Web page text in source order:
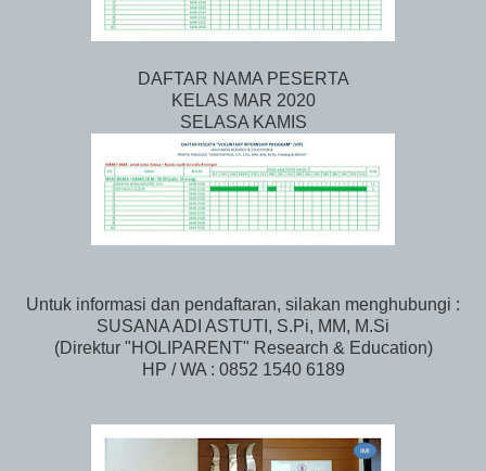
DAFTAR NAMA PESERTA
KELAS MAR 2020
SELASA KAMIS
Untuk informasi dan pendaftaran, silakan menghubungi :
SUSANA ADI ASTUTI, S.Pi, MM, M.Si
(Direktur "HOLIPARENT" Research & Education)
HP / WA : 0852 1540 6189